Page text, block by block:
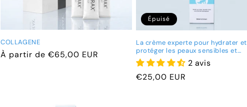
COLLAGENE
Prix
À partir de €65,00 EUR
Épuisé
La crème experte pour hydrater et
protéger les peaux sensibles et
atopiques
2 avis
Prix
€25,00 EUR